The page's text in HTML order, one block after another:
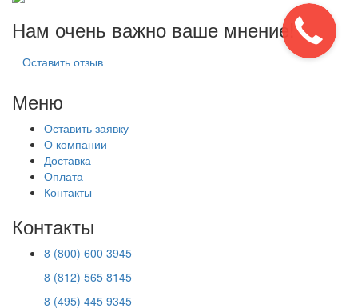
Нам очень важно ваше мнение!
Оставить отзыв
Меню
Оставить заявку
О компании
Доставка
Оплата
Контакты
Контакты
8 (800) 600 3945
8 (812) 565 8145
8 (495) 445 9345